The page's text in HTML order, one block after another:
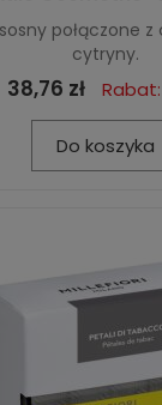
połączone
cytryny.
38,76 zł Rabat:
Do koszyka